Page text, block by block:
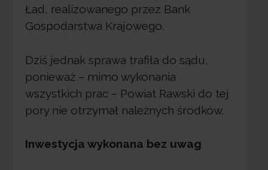
Ład, realizowanego przez Bank
Gospodarstwa Krajowego.
Dziś jednak sprawa trafiła do sądu,
ponieważ – mimo wykonania
wszystkich prac – Powiat Rawski do tej
pory nie otrzymał należnych środków.
Inwestycja wykonana bez uwag